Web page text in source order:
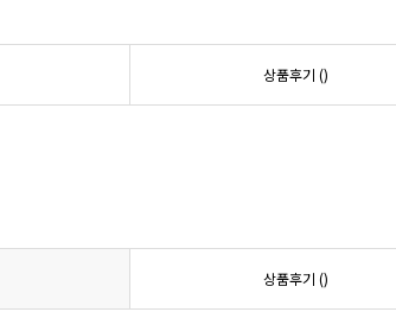
상품후기 ()
상품후기 ()